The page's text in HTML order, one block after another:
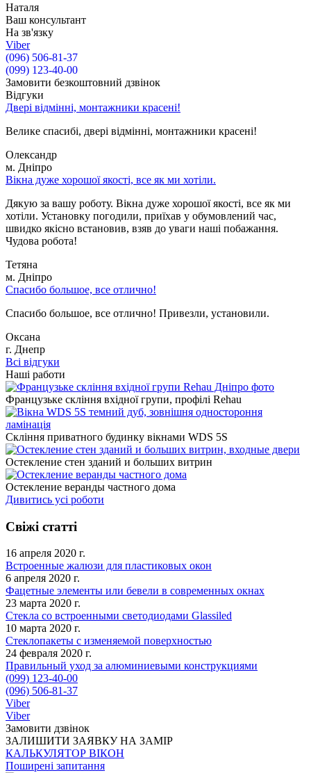
Наталя
Ваш консультант
На зв'язку
Viber
(096) 506-81-37
(099) 123-40-00
Замовити безкоштовний дзвінок
Відгуки
Двері відмінні, монтажники красені!
Велике спасибі, двері відмінні, монтажники красені!
Олександр
м. Дніпро
Вікна дуже хорошої якості, все як ми хотіли.
Дякую за вашу роботу. Вікна дуже хорошої якості, все як ми
хотіли. Установку погодили, приїхав у обумовлений час,
швидко якісно встановив, взяв до уваги наші побажання.
Чудова робота!
Тетяна
м. Дніпро
Спасибо большое, все отлично!
Спасибо большое, все отлично! Привезли, установили.
Оксана
г. Днепр
Всі відгуки
Наші работи
Французьке скління вхідної групи, профілі Rehau
Скління приватного будинку вікнами WDS 5S
Остекление стен зданий и больших витрин
Остекление веранды частного дома
Дивитись усі роботи
Свіжі статті
16 апреля 2020 г.
Встроенные жалюзи для пластиковых окон
6 апреля 2020 г.
Фацетные элементы или бевели в современных окнах
23 марта 2020 г.
Стекла со встроенными светодиодами Glassiled
10 марта 2020 г.
Стеклопакеты с изменяемой поверхностью
24 февраля 2020 г.
Правильный уход за алюминиевыми конструкциями
(099) 123-40-00
(096) 506-81-37
Viber
Viber
Замовити дзвінок
ЗАЛИШИТИ ЗАЯВКУ НА ЗАМІР
КАЛЬКУЛЯТОР ВІКОН
Поширені запитання